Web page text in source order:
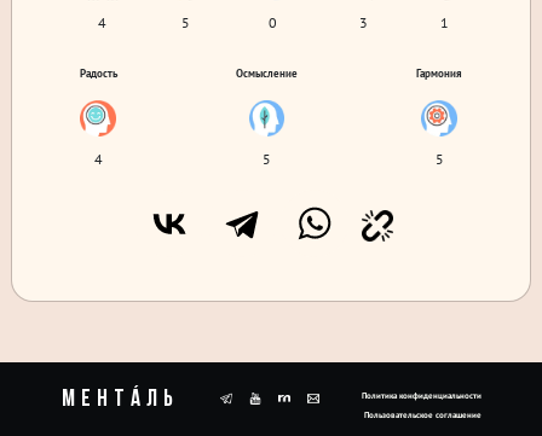
4 5 0 3 1
Радость
4
Осмысление
5
Гармония
5
Ментáль
Политика конфиденциальности
Пользовательское соглашение